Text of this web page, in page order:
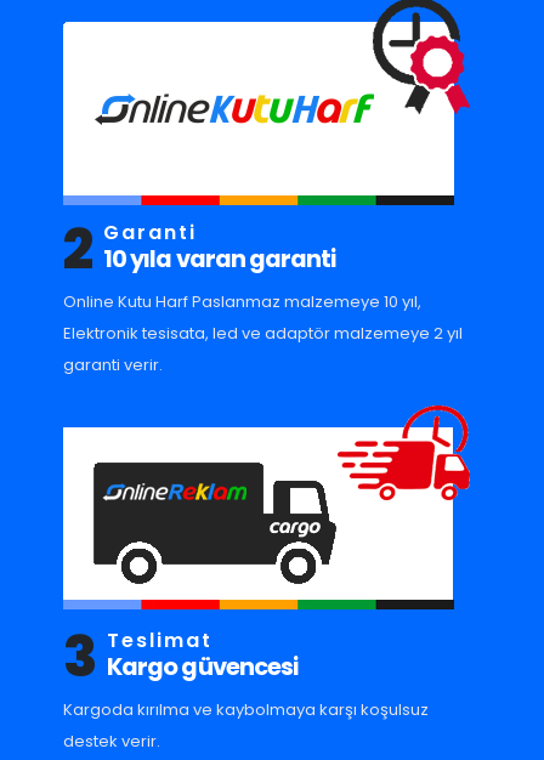
2 Garanti
10 yıla varan garanti
Online Kutu Harf Paslanmaz malzemeye 10 yıl,
Elektronik tesisata, led ve adaptör malzemeye 2 yıl
garanti verir.
3 Teslimat
Kargo güvencesi
Kargoda kırılma ve kaybolmaya karşı koşulsuz
destek verir.